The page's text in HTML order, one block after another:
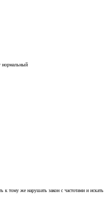
нормальный
к тому же нарушать закон с частотами и искать